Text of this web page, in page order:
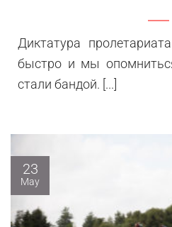
Диктатура
быстро и мы
стали бандой. [...]
23
May